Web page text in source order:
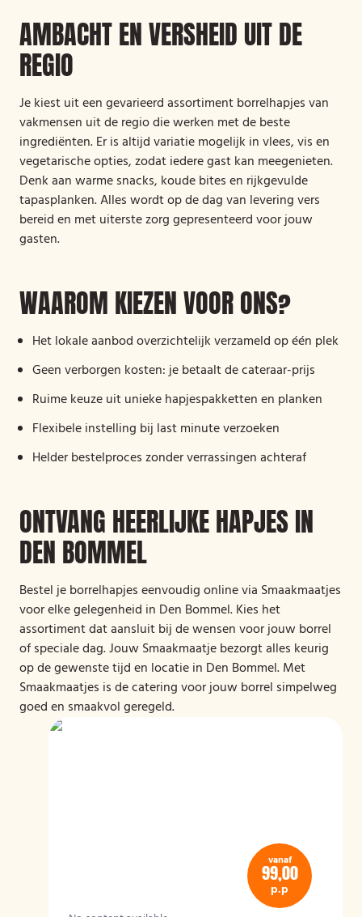
AMBACHT EN VERSHEID UIT DE
REGIO
Je kiest uit een gevarieerd assortiment borrelhapjes van
vakmensen uit de regio die werken met de beste
ingrediënten. Er is altijd variatie mogelijk in vlees, vis en
vegetarische opties, zodat iedere gast kan meegenieten.
Denk aan warme snacks, koude bites en rijkgevulde
tapasplanken. Alles wordt op de dag van levering vers
bereid en met uiterste zorg gepresenteerd voor jouw
gasten.
WAAROM KIEZEN VOOR ONS?
Het lokale aanbod overzichtelijk verzameld op één plek
Geen verborgen kosten: je betaalt de cateraar-prijs
Ruime keuze uit unieke hapjespakketten en planken
Flexibele instelling bij last minute verzoeken
Helder bestelproces zonder verrassingen achteraf
ONTVANG HEERLIJKE HAPJES IN
DEN BOMMEL
Bestel je borrelhapjes eenvoudig online via Smaakmaatjes
voor elke gelegenheid in Den Bommel. Kies het
assortiment dat aansluit bij de wensen voor jouw borrel
of speciale dag. Jouw Smaakmaatje bezorgt alles keurig
op de gewenste tijd en locatie in Den Bommel. Met
Smaakmaatjes is de catering voor jouw borrel simpelweg
goed en smaakvol geregeld.
vanaf
99,00
p.p